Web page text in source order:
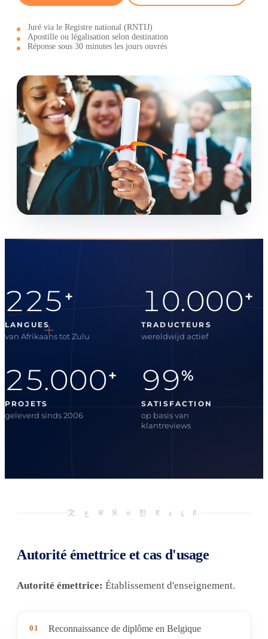
Juré via le Registre national (RNTIJ)
Apostille ou légalisation selon destination
Réponse sous 30 minutes les jours ouvrés
225 +
LANGUES
van Afrikaans tot Zulu
10.000+
TRADUCTEURS
wereldwijd actief
25.000+
PROJETS
geleverd sinds 2006
99%
SATISFACTION
op basis van
klantreviews
文 ع अ Я α 한 ह د ç ß
Autorité émettrice et cas d'usage
Autorité émettrice: Établissement d'enseignement.
01
Reconnaissance de diplôme en Belgique